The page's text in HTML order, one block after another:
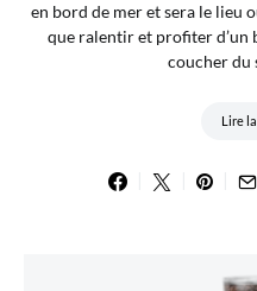
en bord de mer et sera le lieu
que ralentir et profiter d’un
coucher du
Lire